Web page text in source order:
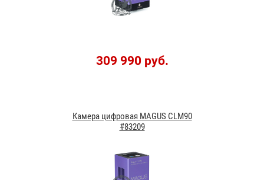
309 990 руб.
Камера цифровая MAGUS CLM90
#83209